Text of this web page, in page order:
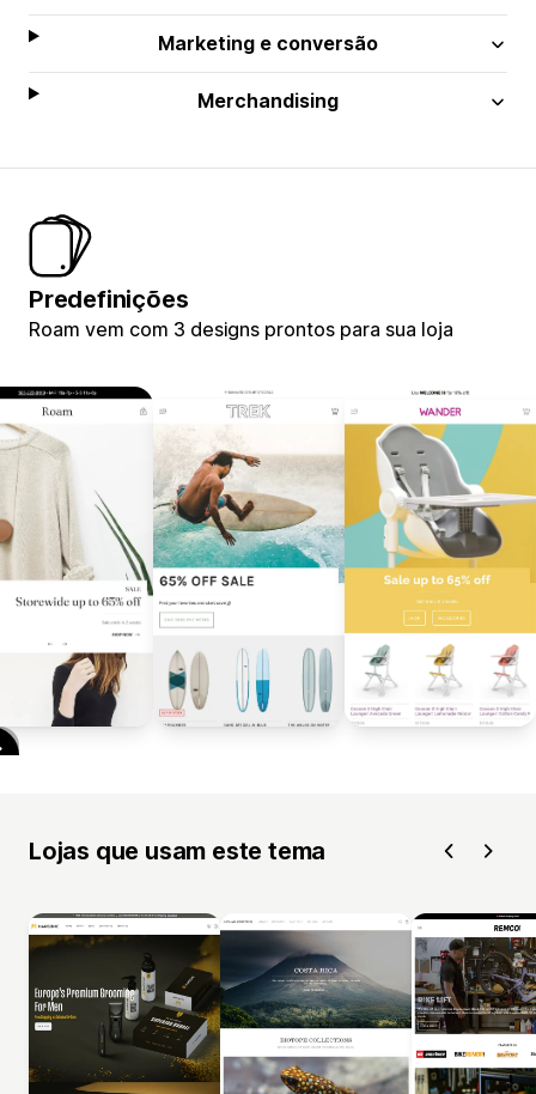
Marketing e conversão
Merchandising
Predefinições
Roam vem com 3 designs prontos para sua loja
Lojas que usam este tema